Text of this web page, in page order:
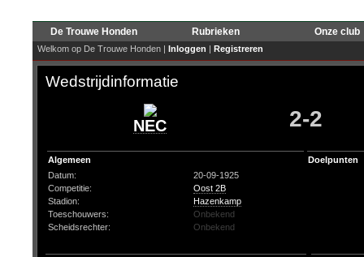
De Trouwe Honden Rubrieken Onze club
Welkom op De Trouwe Honden | Inloggen | Registreren
Wedstrijdinformatie
NEC 2-2
Algemeen
Datum:
20-09-1925
Competitie:
Oost 2B
Stadion:
Hazenkamp
Toeschouwers:
Onbekend
Scheidsrechter:
Onbekend
Doelpunten